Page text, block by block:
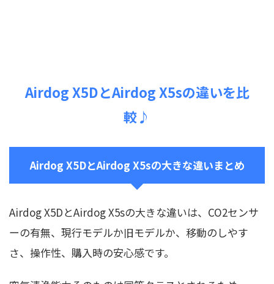
Airdog X5DとAirdog X5sの違いを比
較♪
Airdog X5DとAirdog X5sの大きな違いまとめ
Airdog X5DとAirdog X5sの大きな違いは、CO2センサ
ーの有無、現行モデルか旧モデルか、移動のしやす
さ、操作性、購入時の安心感です。